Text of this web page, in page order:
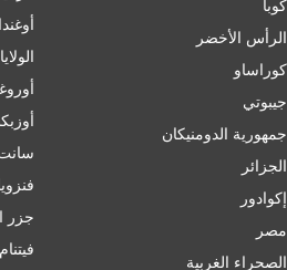
كوبا
الرأس الأخضر
كوراساو
جيبوتي
جمهورية الدومنيكان
الجزائر
إكوادور
مصر
الصحراء الغربية
أوغندا
جزر
فيتنام